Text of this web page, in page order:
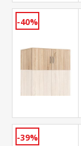
-40%
-39%